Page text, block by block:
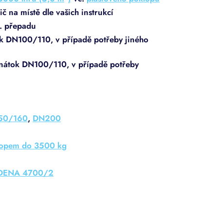
na místě dle vašich instrukcí
přepadu
DN100/110, v případě potřeby jiného
DN100/110, v případě potřeby
160, DN200
do 3500 kg
4700/2